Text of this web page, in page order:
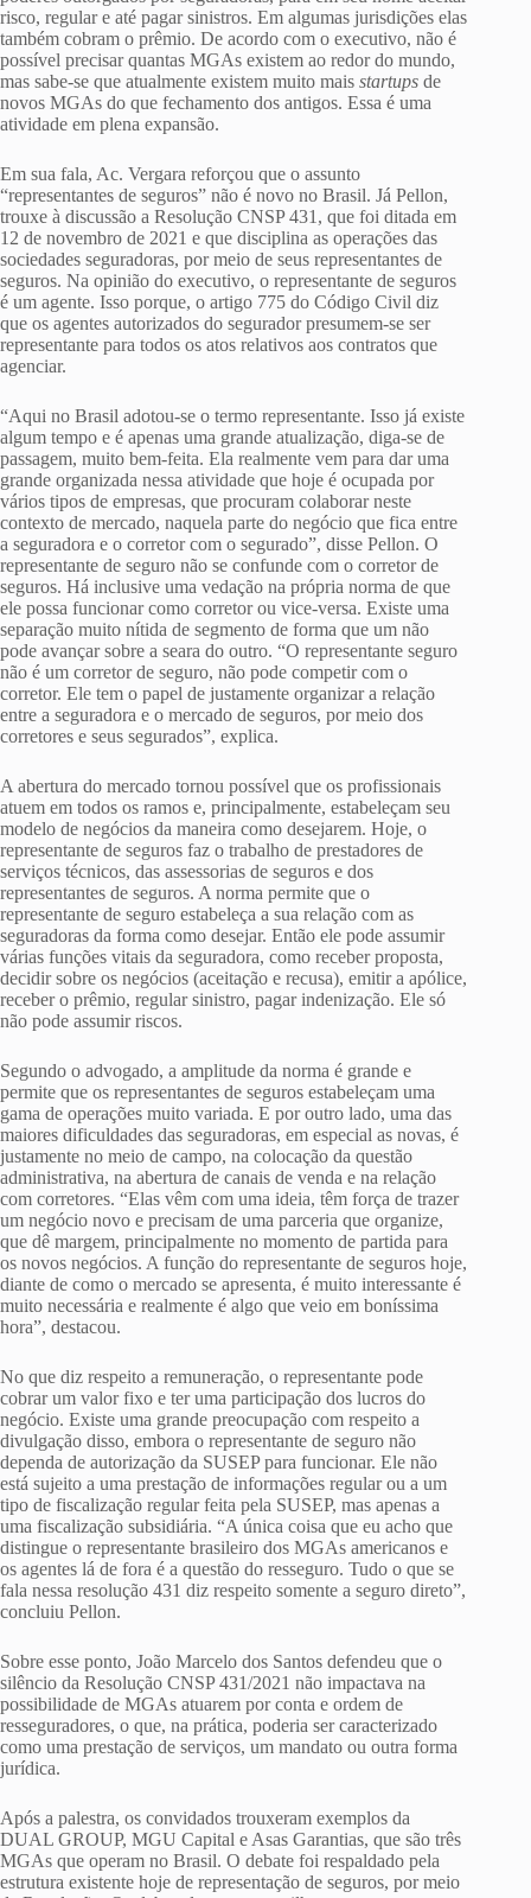
risco, regular e até pagar sinistros. Em algumas jurisdições elas
também cobram o prêmio. De acordo com o executivo, não é
possível precisar quantas MGAs existem ao redor do mundo,
mas sabe-se que atualmente existem muito mais startups de
novos MGAs do que fechamento dos antigos. Essa é uma
atividade em plena expansão.
Em sua fala, Ac. Vergara reforçou que o assunto
“representantes de seguros” não é novo no Brasil. Já Pellon,
trouxe à discussão a Resolução CNSP 431, que foi ditada em
12 de novembro de 2021 e que disciplina as operações das
sociedades seguradoras, por meio de seus representantes de
seguros. Na opinião do executivo, o representante de seguros
é um agente. Isso porque, o artigo 775 do Código Civil diz
que os agentes autorizados do segurador presumem-se ser
representante para todos os atos relativos aos contratos que
agenciar.
“Aqui no Brasil adotou-se o termo representante. Isso já existe
algum tempo e é apenas uma grande atualização, diga-se de
passagem, muito bem-feita. Ela realmente vem para dar uma
grande organizada nessa atividade que hoje é ocupada por
vários tipos de empresas, que procuram colaborar neste
contexto de mercado, naquela parte do negócio que fica entre
a seguradora e o corretor com o segurado”, disse Pellon. O
representante de seguro não se confunde com o corretor de
seguros. Há inclusive uma vedação na própria norma de que
ele possa funcionar como corretor ou vice-versa. Existe uma
separação muito nítida de segmento de forma que um não
pode avançar sobre a seara do outro. “O representante seguro
não é um corretor de seguro, não pode competir com o
corretor. Ele tem o papel de justamente organizar a relação
entre a seguradora e o mercado de seguros, por meio dos
corretores e seus segurados”, explica.
A abertura do mercado tornou possível que os profissionais
atuem em todos os ramos e, principalmente, estabeleçam seu
modelo de negócios da maneira como desejarem. Hoje, o
representante de seguros faz o trabalho de prestadores de
serviços técnicos, das assessorias de seguros e dos
representantes de seguros. A norma permite que o
representante de seguro estabeleça a sua relação com as
seguradoras da forma como desejar. Então ele pode assumir
várias funções vitais da seguradora, como receber proposta,
decidir sobre os negócios (aceitação e recusa), emitir a apólice,
receber o prêmio, regular sinistro, pagar indenização. Ele só
não pode assumir riscos.
Segundo o advogado, a amplitude da norma é grande e
permite que os representantes de seguros estabeleçam uma
gama de operações muito variada. E por outro lado, uma das
maiores dificuldades das seguradoras, em especial as novas, é
justamente no meio de campo, na colocação da questão
administrativa, na abertura de canais de venda e na relação
com corretores. “Elas vêm com uma ideia, têm força de trazer
um negócio novo e precisam de uma parceria que organize,
que dê margem, principalmente no momento de partida para
os novos negócios. A função do representante de seguros hoje,
diante de como o mercado se apresenta, é muito interessante é
muito necessária e realmente é algo que veio em boníssima
hora”, destacou.
No que diz respeito a remuneração, o representante pode
cobrar um valor fixo e ter uma participação dos lucros do
negócio. Existe uma grande preocupação com respeito a
divulgação disso, embora o representante de seguro não
dependa de autorização da SUSEP para funcionar. Ele não
está sujeito a uma prestação de informações regular ou a um
tipo de fiscalização regular feita pela SUSEP, mas apenas a
uma fiscalização subsidiária. “A única coisa que eu acho que
distingue o representante brasileiro dos MGAs americanos e
os agentes lá de fora é a questão do resseguro. Tudo o que se
fala nessa resolução 431 diz respeito somente a seguro direto”,
concluiu Pellon.
Sobre esse ponto, João Marcelo dos Santos defendeu que o
silêncio da Resolução CNSP 431/2021 não impactava na
possibilidade de MGAs atuarem por conta e ordem de
resseguradores, o que, na prática, poderia ser caracterizado
como uma prestação de serviços, um mandato ou outra forma
jurídica.
Após a palestra, os convidados trouxeram exemplos da
DUAL GROUP, MGU Capital e Asas Garantias, que são três
MGAs que operam no Brasil. O debate foi respaldado pela
estrutura existente hoje de representação de seguros, por meio